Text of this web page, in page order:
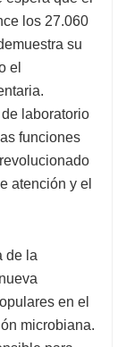
los 27.060
su
el
laboratorio
funciones
atención y el
de la
en el
microbiana.